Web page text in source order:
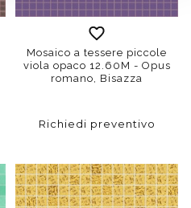
Mosaico a tessere piccole
viola opaco 12.60M - Opus
romano, Bisazza
Richiedi preventivo